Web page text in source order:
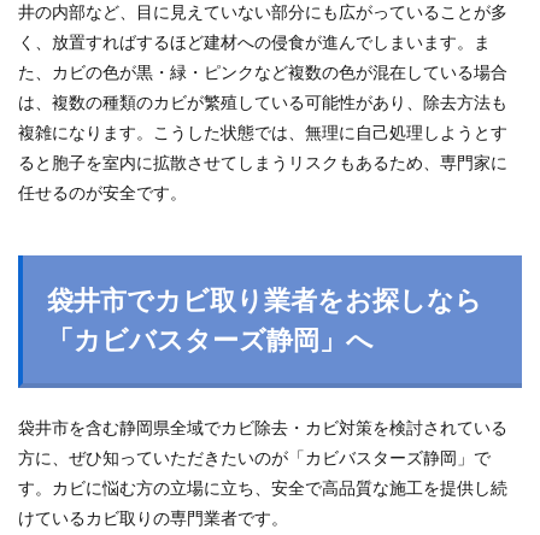
井の内部など、目に見えていない部分にも広がっていることが多
く、放置すればするほど建材への侵食が進んでしまいます。ま
た、カビの色が黒・緑・ピンクなど複数の色が混在している場合
は、複数の種類のカビが繁殖している可能性があり、除去方法も
複雑になります。こうした状態では、無理に自己処理しようとす
ると胞子を室内に拡散させてしまうリスクもあるため、専門家に
任せるのが安全です。
袋井市でカビ取り業者をお探しなら
「カビバスターズ静岡」へ
袋井市を含む静岡県全域でカビ除去・カビ対策を検討されている
方に、ぜひ知っていただきたいのが「カビバスターズ静岡」で
す。カビに悩む方の立場に立ち、安全で高品質な施工を提供し続
けているカビ取りの専門業者です。